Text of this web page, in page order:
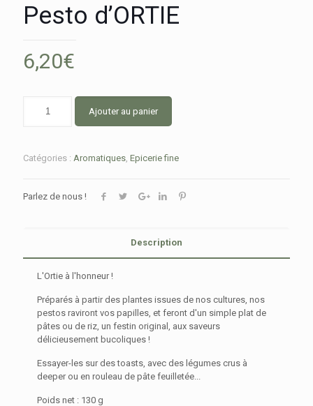
Pesto d’ORTIE
6,20€
Ajouter au panier
Catégories : Aromatiques Epicerie fine
Parlez de nous !
Description
L'Ortie à l'honneur !
Préparés à partir des plantes issues de nos cultures, nos
pestos raviront vos papilles, et feront d'un simple plat de
pâtes ou de riz, un festin original, aux saveurs
délicieusement bucoliques !
Essayer-les sur des toasts, avec des légumes crus à
deeper ou en rouleau de pâte feuilletée...
Poids net : 130 g